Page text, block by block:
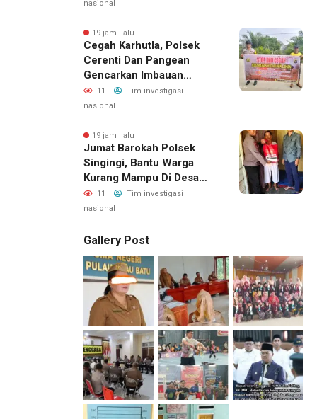
nasional
19 jam lalu
Cegah Karhutla, Polsek
Cerenti Dan Pangean
Gencarkan Imbauan
Kepada Masyarakat
11
Tim investigasi
nasional
19 jam lalu
Jumat Barokah Polsek
Singingi, Bantu Warga
Kurang Mampu Di Desa
Sungai Kuning
11
Tim investigasi
nasional
Gallery Post